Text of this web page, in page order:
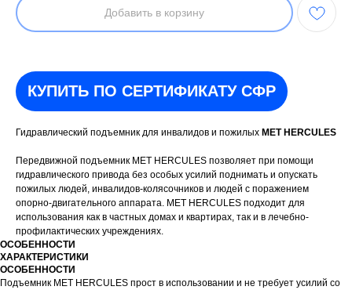
Добавить в корзину
КУПИТЬ ПО СЕРТИФИКАТУ СФР
Гидравлический подъемник для инвалидов и пожилых MET HERCULES
Передвижной подъемник МЕТ HERCULES позволяет при помощи
гидравлического привода без особых усилий поднимать и опускать
пожилых людей, инвалидов-колясочников и людей с поражением
опорно-двигательного аппарата. МЕТ HERCULES подходит для
использования как в частных домах и квартирах, так и в лечебно-
профилактических учреждениях.
ОСОБЕННОСТИ
ХАРАКТЕРИСТИКИ
ОСОБЕННОСТИ
Подъемник MET HERCULES прост в использовании и не требует усилий со